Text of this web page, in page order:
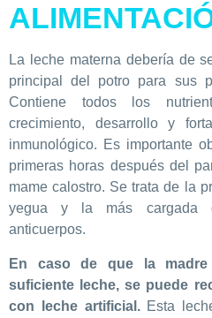
La leche materna debería de
principal del potro para sus
Contiene todos los
crecimiento, desarrollo y
inmunológico. Es importante
primeras horas después del
mame calostro. Se trata de la
yegua y la más cargada
anticuerpos.
En caso de que la
suficiente leche, se puede
con leche artificial.Esta